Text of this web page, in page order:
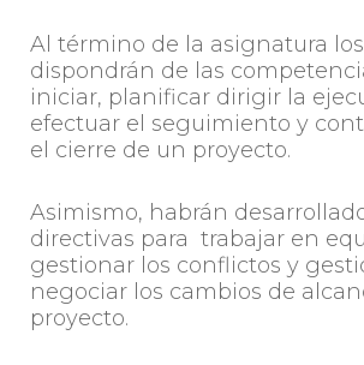
Al término de la asignatura
dispondrán de las
iniciar, planificar dirigir la
efectuar el seguimiento y
el cierre de un proyecto.
Asimismo, habrán
directivas para trabajar en
gestionar los conflictos y
negociar los cambios de
proyecto.